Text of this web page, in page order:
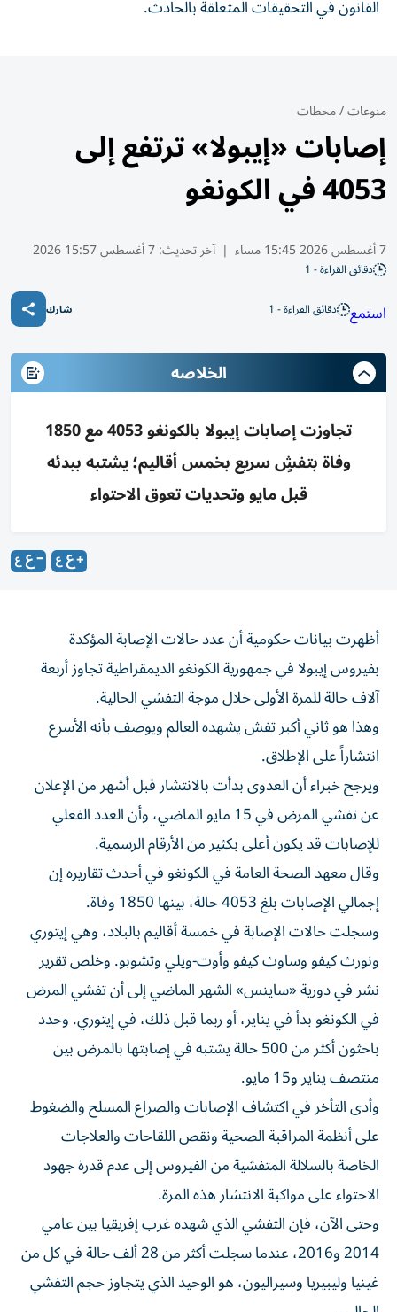
القانون في التحقيقات المتعلقة بالحادث.
منوعات/محطات
إصابات «إيبولا» ترتفع إلى
4053 في الكونغو
7 أغسطس 2026 15:45 مساء | آخر تحديث:7 أغسطس 15:57 2026
دقائق القراءة - 1
استمع دقائق القراءة - 1 شارك
الخلاصه
تجاوزت إصابات إيبولا بالكونغو 4053 مع 1850
وفاة بتفشٍ سريع بخمس أقاليم؛ يشتبه ببدئه
قبل مايو وتحديات تعوق الاحتواء
أظهرت بيانات حكومية أن عدد حالات الإصابة المؤكدة
بفيروس إيبولا في جمهورية الكونغو ‌الديمقراطية تجاوز أربعة
آلاف حالة للمرة الأولى خلال موجة ​التفشي ⁠الحالية.
وهذا هو ثاني أكبر تفش ‌يشهده العالم ويوصف ‌بأنه الأسرع
انتشاراً على الإطلاق.
ويرجح خبراء أن العدوى بدأت بالانتشار قبل أشهر من الإعلان
عن تفشي ‌المرض في 15 مايو الماضي، وأن العدد الفعلي
⁠للإصابات قد يكون أعلى بكثير من الأرقام الرسمية.
وقال معهد الصحة العامة في الكونغو في أحدث تقاريره إن
إجمالي الإصابات بلغ 4053 حالة، بينها 1850 وفاة.
وسجلت حالات الإصابة في خمسة ​أقاليم بالبلاد، وهي إيتوري
ونورث كيفو وساوث كيفو ‌وأوت-ويلي وتشوبو. وخلص تقرير
نشر في دورية «ساينس» الشهر الماضي إلى أن تفشي المرض
في الكونغو بدأ ⁠في يناير، أو ربما قبل ذلك، في إيتوري. وحدد
باحثون أكثر من 500 حالة يشتبه ​في إصابتها ‌بالمرض بين
منتصف يناير و15 مايو.
وأدى التأخر في اكتشاف الإصابات والصراع المسلح والضغوط
على أنظمة المراقبة الصحية ونقص اللقاحات والعلاجات
الخاصة ‌بالسلالة المتفشية من ‌الفيروس إلى عدم قدرة ⁠جهود
الاحتواء على مواكبة الانتشار هذه المرة.
وحتى ‌الآن، فإن التفشي الذي شهده غرب إفريقيا بين عامي
2014 و2016، عندما سجلت ⁠أكثر من 28 ألف حالة ​في كل من
غينيا وليبيريا وسيراليون، هو الوحيد الذي يتجاوز حجم التفشي
الحالي.